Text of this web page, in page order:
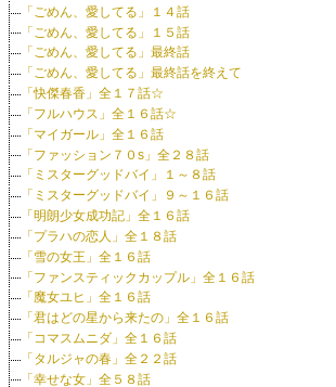
「ごめん、愛してる」１４話
「ごめん、愛してる」１５話
「ごめん、愛してる」最終話
「ごめん、愛してる」最終話を終えて
「快傑春香」全１７話☆
「フルハウス」全１６話☆
「マイガール」全１６話
「ファッション７０s」全２８話
「ミスターグッドバイ」１～８話
「ミスターグッドバイ」９～１６話
「明朗少女成功記」全１６話
「プラハの恋人」全１８話
「雪の女王」全１６話
「ファンスティックカップル」全１６話
「魔女ユヒ」全１６話
「君はどの星から来たの」全１６話
「コマスムニダ」全１６話
「タルジャの春」全２２話
「幸せな女」全５８話